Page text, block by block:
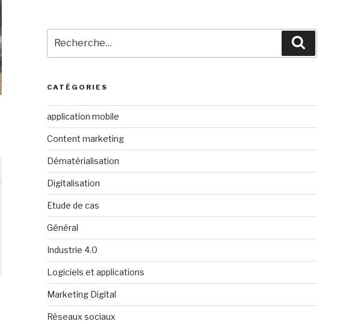
pour
:
CATÉGORIES
application mobile
Content marketing
Dématérialisation
Digitalisation
Etude de cas
Général
Industrie 4.0
Logiciels et applications
Marketing Digital
Réseaux sociaux